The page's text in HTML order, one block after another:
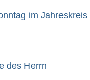
im Jahreskreis
des Herrn